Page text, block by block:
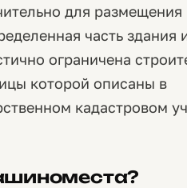
для размещения
часть здания
ограничена
которой описаны в
кадастровом